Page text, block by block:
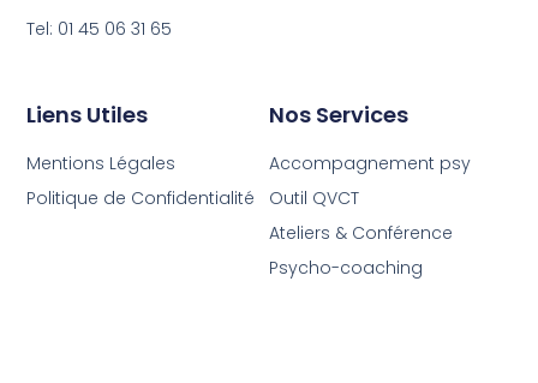
Nos Services
Accompagnement psy
Outil QVCT
Ateliers & Conférence
Psycho-coaching
Liens Utiles
Mentions Légales
Politique de Confidentialité
Tel: 01 45 06 31 65